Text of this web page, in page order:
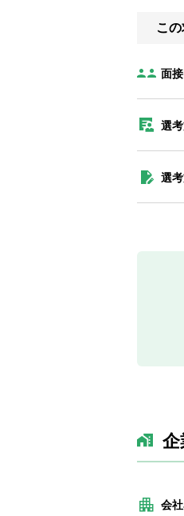
こ
面
選
選
企
会